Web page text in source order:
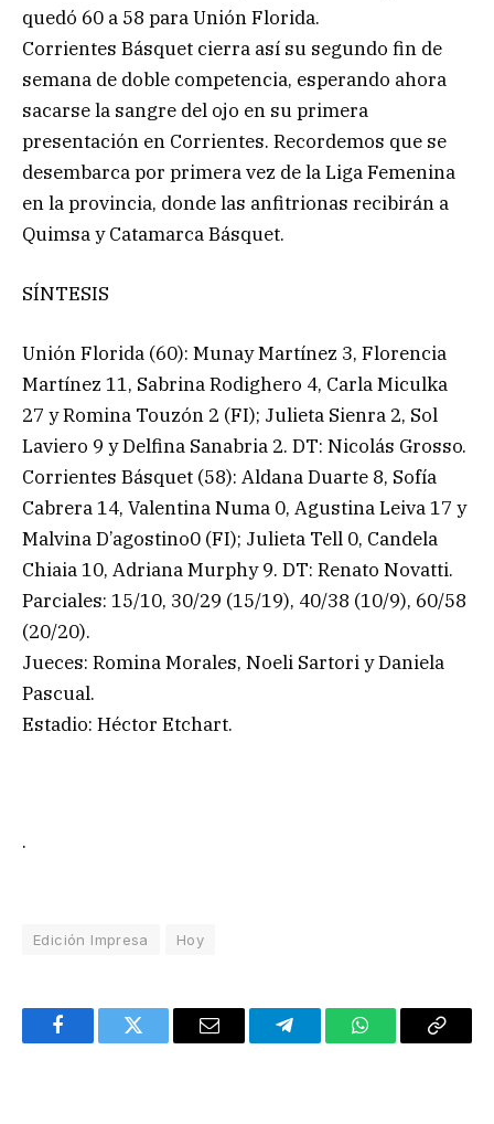
quedó 60 a 58 para Unión Florida.
Corrientes Básquet cierra así su segundo fin de
semana de doble competencia, esperando ahora
sacarse la sangre del ojo en su primera
presentación en Corrientes. Recordemos que se
desembarca por primera vez de la Liga Femenina
en la provincia, donde las anfitrionas recibirán a
Quimsa y Catamarca Básquet.
SÍNTESIS
Unión Florida (60): Munay Martínez 3, Florencia
Martínez 11, Sabrina Rodighero 4, Carla Miculka
27 y Romina Touzón 2 (FI); Julieta Sienra 2, Sol
Laviero 9 y Delfina Sanabria 2. DT: Nicolás Grosso.
Corrientes Básquet (58): Aldana Duarte 8, Sofía
Cabrera 14, Valentina Numa 0, Agustina Leiva 17 y
Malvina D’agostino0 (FI); Julieta Tell 0, Candela
Chiaia 10, Adriana Murphy 9. DT: Renato Novatti.
Parciales: 15/10, 30/29 (15/19), 40/38 (10/9), 60/58
(20/20).
Jueces: Romina Morales, Noeli Sartori y Daniela
Pascual.
Estadio: Héctor Etchart.
.
Edición Impresa Hoy
FacebookTwitter Email TelegramWhatsAppCopy